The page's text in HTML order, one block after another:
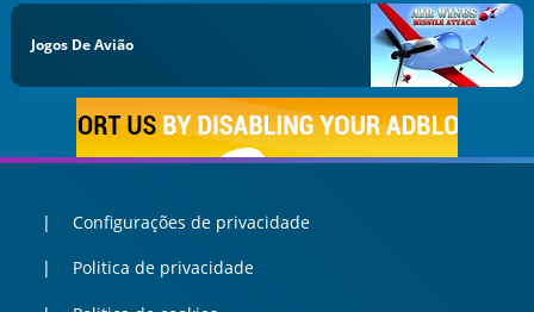
Jogos De Avião
Configurações de privacidade
Politica de privacidade